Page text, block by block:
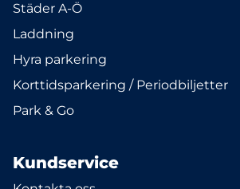
Städer A-Ö
Laddning
Hyra parkering
Korttidsparkering / Periodbiljetter
Park & Go
Kundservice